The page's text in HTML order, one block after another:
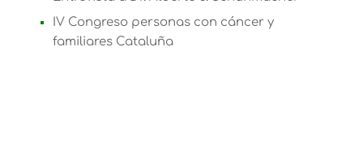
IV Congreso personas con cáncer y
familiares Cataluña